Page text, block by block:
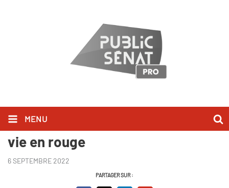
MENU
Avant-Première Alain Krivine, une
vie en rouge
6 SEPTEMBRE 2022
PARTAGER SUR :